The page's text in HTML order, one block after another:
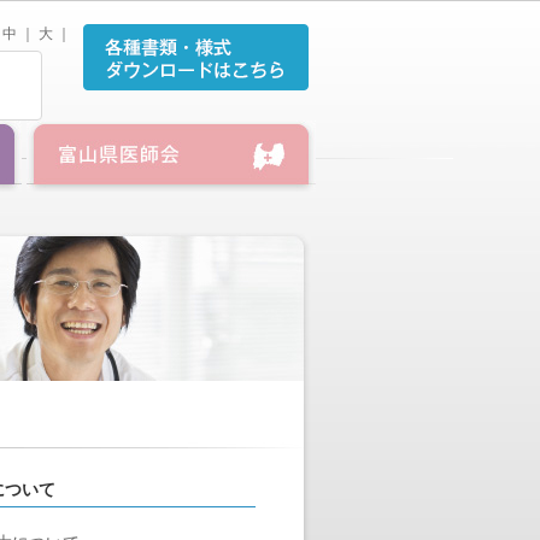
中 大
いて